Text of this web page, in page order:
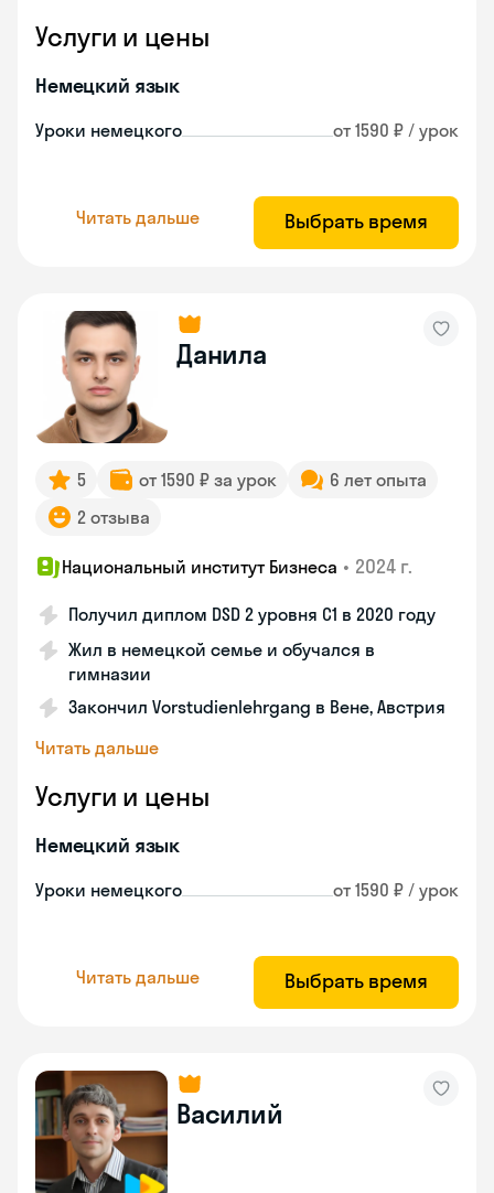
Услуги и цены
Немецкий язык
Уроки немецкого от 1590 ₽ / урок
Читать дальше Выбрать время
Данила
5 от 1590 ₽ за урок
6 лет опыта
2 отзыва
Национальный институт Бизнеса • 2024 г.
Получил диплом DSD 2 уровня С1 в 2020 году
Жил в немецкой семье и обучался в
гимназии
Закончил Vorstudienlehrgang в Вене, Австрия
Читать дальше
Услуги и цены
Немецкий язык
Уроки немецкого от 1590 ₽ / урок
Читать дальше Выбрать время
Василий